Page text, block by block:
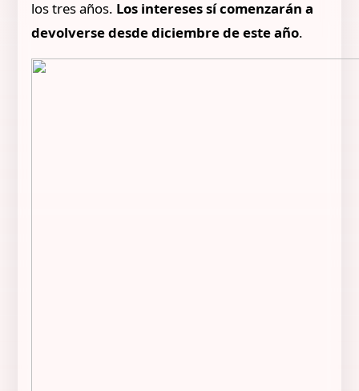
los tres años. Los intereses sí comenzarán a
devolverse desde diciembre de este año.